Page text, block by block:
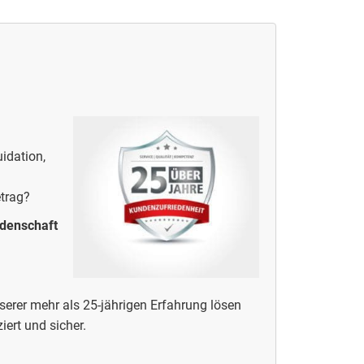
mehr als 25-jährigen Erfahrung lösen
und sicher.